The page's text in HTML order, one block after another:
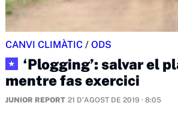
CANVI CLIMÀTIC / ODS
★
‘Plogging’: salvar el
mentre fas exercici
JUNIOR REPORT 21 D'AGOST DE 2019 · 8:05